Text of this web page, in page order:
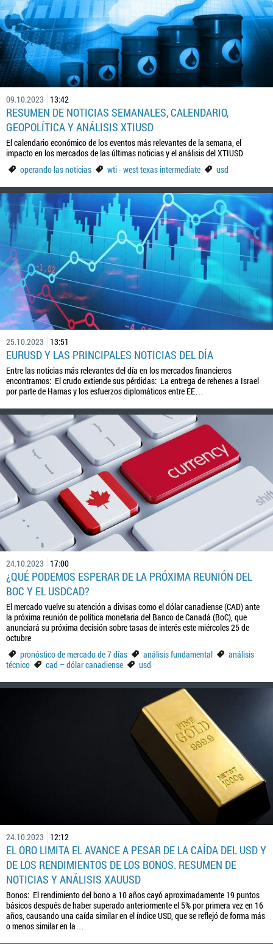
09.10.2023 13:42
RESUMEN DE NOTICIAS SEMANALES, CALENDARIO,
GEOPOLÍTICA Y ANÁLISIS XTIUSD
El calendario económico de los eventos más relevantes de la semana, el
impacto en los mercados de las últimas noticias y el análisis del XTIUSD
operando las noticias
wti - west texas intermediate usd
25.10.2023 13:51
EURUSD Y LAS PRINCIPALES NOTICIAS DEL DÍA
Entre las noticias más relevantes del día en los mercados financieros
encontramos: El crudo extiende sus pérdidas: La entrega de rehenes a Israel
por parte de Hamas y los esfuerzos diplomáticos entre EE…
24.10.2023 17:00
¿QUÉ PODEMOS ESPERAR DE LA PRÓXIMA REUNIÓN DEL
BOC Y EL USDCAD?
El mercado vuelve su atención a divisas como el dólar canadiense (CAD) ante
la próxima reunión de política monetaria del Banco de Canadá (BoC), que
anunciará su próxima decisión sobre tasas de interés este miércoles 25 de
octubre
pronóstico de mercado de 7 días
análisis fundamental
análisis
técnico
cad – dólar canadiense usd
24.10.2023 12:12
EL ORO LIMITA EL AVANCE A PESAR DE LA CAÍDA DEL USD Y
DE LOS RENDIMIENTOS DE LOS BONOS. RESUMEN DE
NOTICIAS Y ANÁLISIS XAUUSD
Bonos: El rendimiento del bono a 10 años cayó aproximadamente 19 puntos
básicos después de haber superado anteriormente el 5% por primera vez en 16
años, causando una caída similar en el índice USD, que se reflejó de forma más
o menos similar en la…